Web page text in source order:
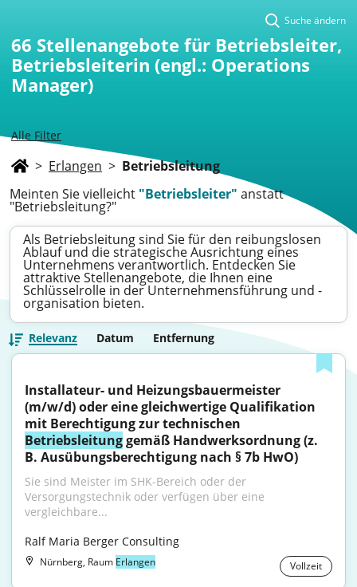
Alle Filter
Suche ändern
66 Stellenangebote für Betriebsleiter,
Betriebsleiterin (engl.: Operations
Manager)
> Erlangen > Betriebsleitung
Meinten Sie vielleicht "Betriebsleiter" anstatt
"Betriebsleitung?"
Als Betriebsleitung sind Sie für den reibungslosen
Ablauf und die strategische Ausrichtung eines
Unternehmens verantwortlich. Entdecken Sie
attraktive Stellenangebote, die Ihnen eine
Schlüsselrolle in der Unternehmensführung und -
organisation bieten.
Relevanz Datum Entfernung
Installateur- und Heizungsbauermeister
(m/w/d) oder eine gleichwertige Qualifikation
Betriebsleitung gemäß Handwerksordnung (z.
B. Ausübungsberechtigung nach § 7b HwO)
Sie sind Meister im SHK-Bereich oder der
Versorgungstechnik oder verfügen über eine
vergleichbare...
Ralf Maria Berger Consulting
Nürnberg, Raum Erlangen Vollzeit